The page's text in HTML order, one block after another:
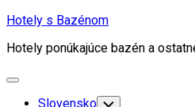
Skip
content
Hotely s Bazénom
Hotely ponúkajúce bazén a
Expand
Slovensko Toggle